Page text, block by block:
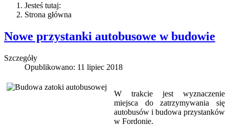
Jesteś tutaj:
Strona główna
Nowe przystanki autobusowe w budowie
Szczegóły
Opublikowano: 11 lipiec 2018
W trakcie jest wyznaczenie
miejsca do zatrzymywania się
autobusów i budowa przystanków
w Fordonie.